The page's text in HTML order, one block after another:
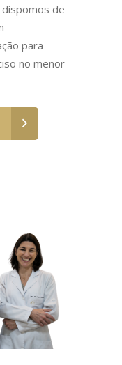
de
para
no menor